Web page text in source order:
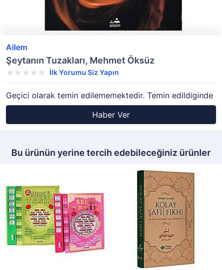
Ailem
Şeytanın Tuzakları, Mehmet Öksüz
İlk Yorumu Siz Yapın
Geçici olarak temin edilememektedir. Temin edildiginde
Haber Ver
Bu ürünün yerine tercih edebileceğiniz ürünler